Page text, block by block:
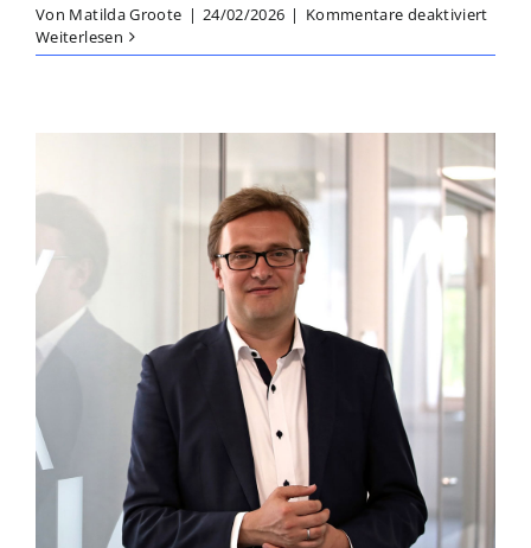
Von Matilda Groote | 24/02/2026 | Kommentare deaktiviertfür
Dr.
Weiterlesen